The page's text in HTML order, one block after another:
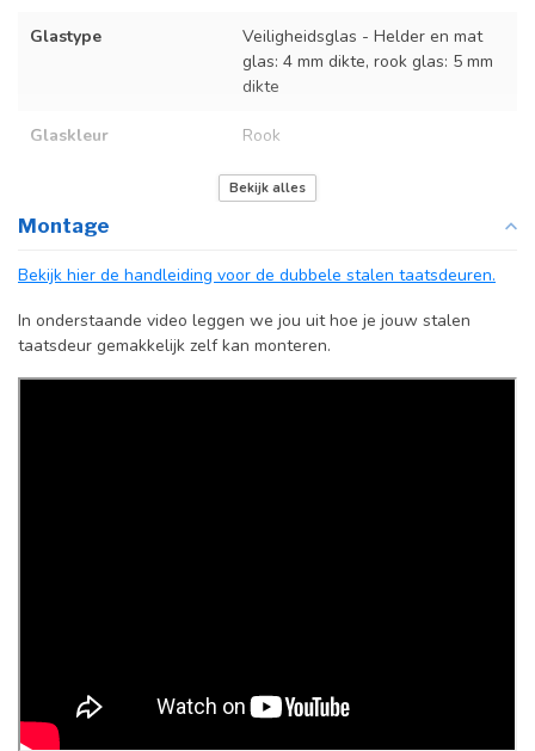
Glastype
Veiligheidsglas - Helder en mat
glas: 4 mm dikte, rook glas: 5 mm
dikte
Glaskleur Rook
Bekijk de tabel in de producttekst
Kozijnmaat
Incl. deurgreep
Afdekkap
vloerscharnier
(uitsluitend
Incl. zwart kapje
Bekijk alles
Montage
Bekijk hier de handleiding voor de dubbele stalen taatsdeuren.
In onderstaande video leggen we jou uit hoe je jouw stalen
taatsdeur gemakkelijk zelf kan monteren.